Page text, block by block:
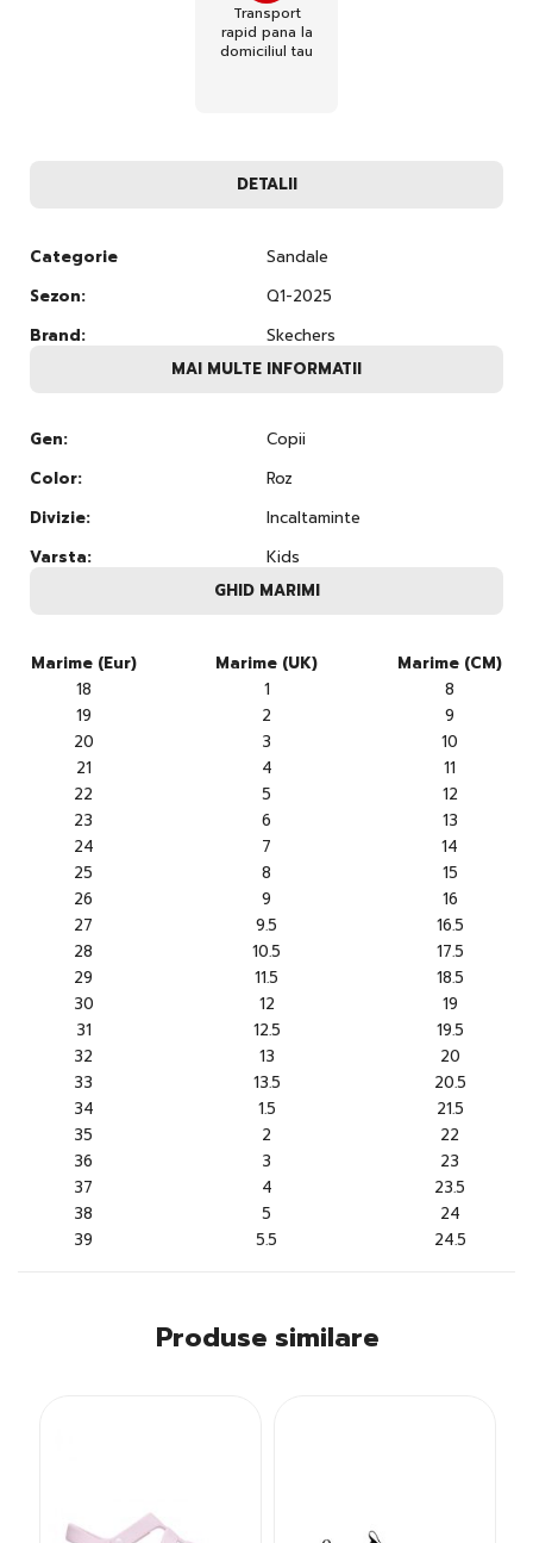
Transport
rapid pana la
domiciliul tau
DETALII
Categorie
Sandale
Sezon:
Q1-2025
Brand:
Skechers
MAI MULTE INFORMATII
Gen:
Copii
Color:
Roz
Divizie:
Incaltaminte
Varsta:
Kids
GHID MARIMI
Marime (Eur) Marime (UK)
Marime (CM)
18
1
8
19
2
9
20
3
10
21
4
11
22
5
12
23
6
13
24
7
14
25
8
15
26
9
16
27
9.5
16.5
28
10.5
17.5
29
11.5
18.5
30
12
19
31
12.5
19.5
32
13
20
33
13.5
20.5
34
1.5
21.5
35
2
22
36
3
23
37
4
23.5
38
5
24
39
5.5 24.5
Produse similare